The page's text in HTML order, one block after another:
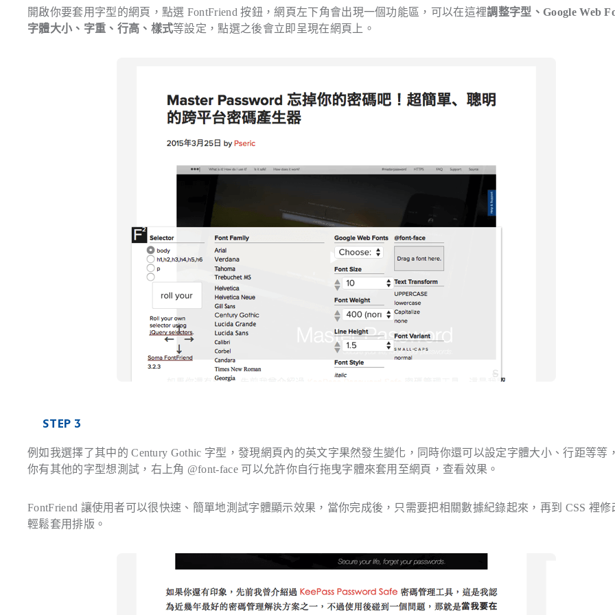
開啟你要套用字型的網頁，點選 FontFriend 按鈕，網頁左下角會出現一個功能區，可以在這裡調整字型、Google Web
字體大小、字重、行高、樣式等設定，點選之後會立即呈現在網頁上。
STEP 3
例如我選擇了其中的Century Gothic 字型，發現網頁內的英文字果然發生變化，同時你還可以設定字體大小、行距等等
你有其他的字型想測試，右上角 @font-face 可以允許你自行拖曳字體來套用至網頁，查看效果。
FontFriend 讓使用者可以很快速、簡單地測試字體顯示效果，當你完成後，只需要把相關數據紀錄起來，再到 CSS 裡修
輕鬆套用排版。